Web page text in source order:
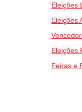
Eleições
Eleições
Eleições
Feiras e